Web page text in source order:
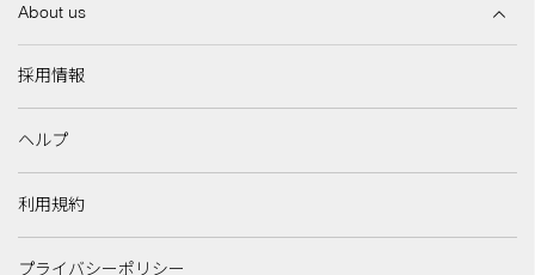
About us
採用情報
ヘルプ
利用規約
プライバシーポリシー